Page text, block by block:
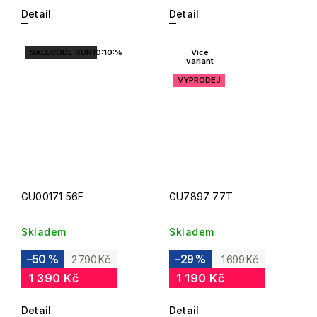
Detail Detail
SALECODE:SUN10:10:%
GU00171 56F
Skladem
2 790 Kč
–50 %
1 390 Kč
Detail
Více
variant
VÝPRODEJ
GU7897 77T
Skladem
1 699 Kč
–29 %
1 190 Kč
Detail